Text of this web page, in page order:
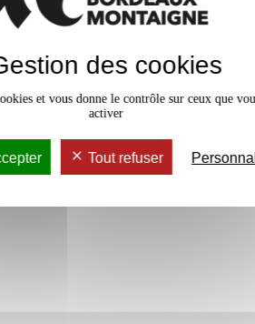
des cookies
et vous donne le contrôle sur ceux que
activer
Tout refuser